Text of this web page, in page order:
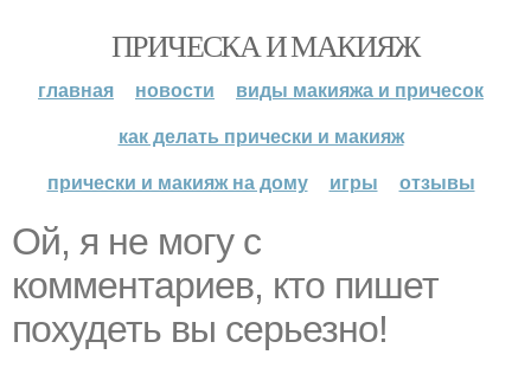
ПРИЧЕСКА И МАКИЯЖ
главная новости
виды макияжа и причесок
как делать прически и макияж
прически и макияж на дому
игры отзывы
Ой, я не могу с
комментариев, кто пишет
похудеть вы серьезно!